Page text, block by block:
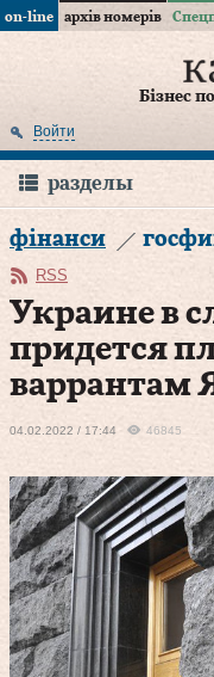
on-line архів номерів
Бізнес
Войти
разделы
фінанси
RSS
Украине в
придется
варрантам
04.02.2022 / 17:44 46845